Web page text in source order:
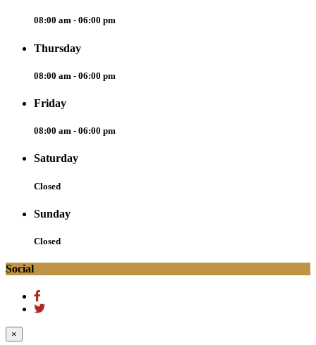
08:00 am - 06:00 pm
Thursday
08:00 am - 06:00 pm
Friday
08:00 am - 06:00 pm
Saturday
Closed
Sunday
Closed
Social
×